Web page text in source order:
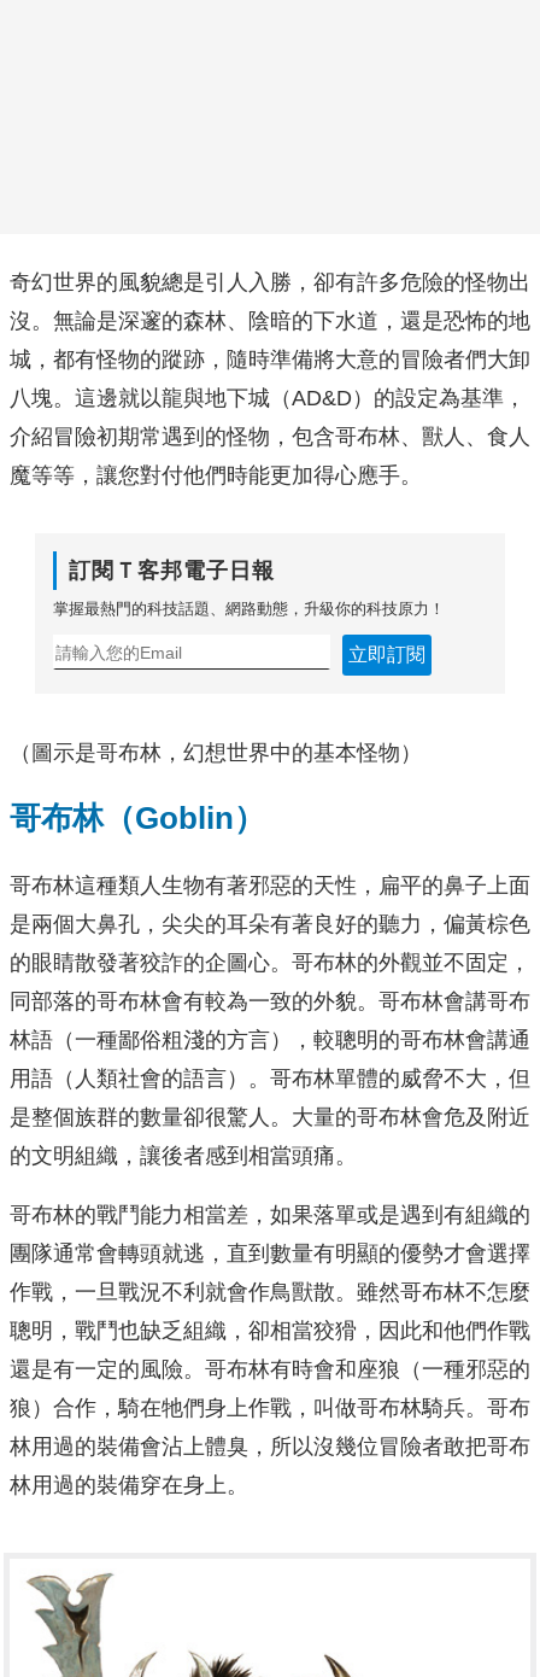
奇幻世界的風貌總是引人入勝，卻有許多危險的怪物出
沒。無論是深邃的森林、陰暗的下水道，還是恐怖的地
城，都有怪物的蹤跡，隨時準備將大意的冒險者們大卸
八塊。這邊就以龍與地下城（AD&D）的設定為基準，
介紹冒險初期常遇到的怪物，包含哥布林、獸人、食人
魔等等，讓您對付他們時能更加得心應手。
訂閱Ｔ客邦電子日報
掌握最熱門的科技話題、網路動態，升級你的科技原力！
立即訂閱
（圖示是哥布林，幻想世界中的基本怪物）
哥布林（Goblin）
哥布林這種類人生物有著邪惡的天性，扁平的鼻子上面
是兩個大鼻孔，尖尖的耳朵有著良好的聽力，偏黃棕色
的眼睛散發著狡詐的企圖心。哥布林的外觀並不固定，
同部落的哥布林會有較為一致的外貌。哥布林會講哥布
林語（一種鄙俗粗淺的方言），較聰明的哥布林會講通
用語（人類社會的語言）。哥布林單體的威脅不大，但
是整個族群的數量卻很驚人。大量的哥布林會危及附近
的文明組織，讓後者感到相當頭痛。
哥布林的戰鬥能力相當差，如果落單或是遇到有組織的
團隊通常會轉頭就逃，直到數量有明顯的優勢才會選擇
作戰，一旦戰況不利就會作鳥獸散。雖然哥布林不怎麼
聰明，戰鬥也缺乏組織，卻相當狡猾，因此和他們作戰
還是有一定的風險。哥布林有時會和座狼（一種邪惡的
狼）合作，騎在牠們身上作戰，叫做哥布林騎兵。哥布
林用過的裝備會沾上體臭，所以沒幾位冒險者敢把哥布
林用過的裝備穿在身上。